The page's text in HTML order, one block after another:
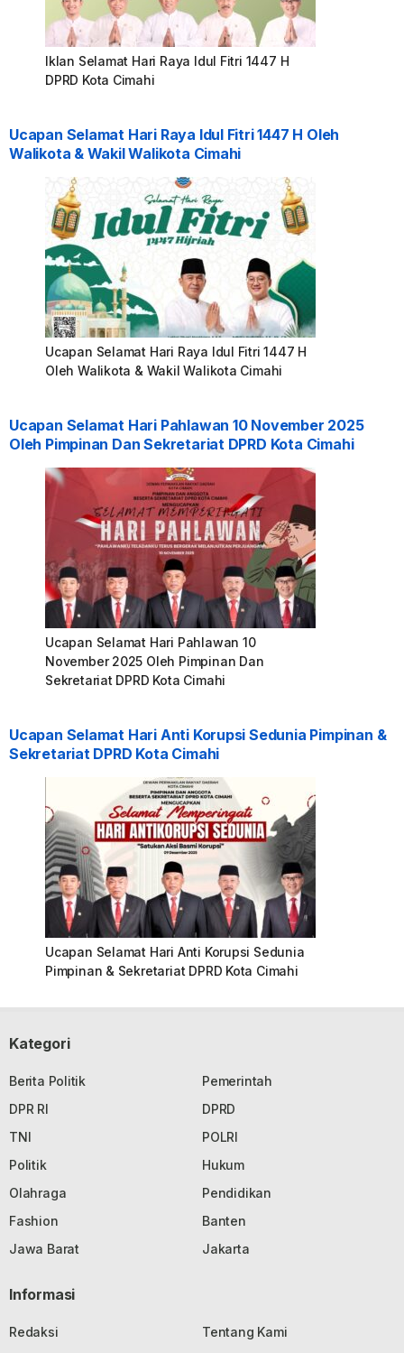
Iklan Selamat Hari Raya Idul Fitri 1447 H
DPRD Kota Cimahi
Ucapan Selamat Hari Raya Idul Fitri 1447 H Oleh
Walikota & Wakil Walikota Cimahi
Ucapan Selamat Hari Raya Idul Fitri 1447 H
Oleh Walikota & Wakil Walikota Cimahi
Ucapan Selamat Hari Pahlawan 10 November 2025
Oleh Pimpinan Dan Sekretariat DPRD Kota Cimahi
Ucapan Selamat Hari Pahlawan 10
November 2025 Oleh Pimpinan Dan
Sekretariat DPRD Kota Cimahi
Ucapan Selamat Hari Anti Korupsi Sedunia Pimpinan &
Sekretariat DPRD Kota Cimahi
Ucapan Selamat Hari Anti Korupsi Sedunia
Pimpinan & Sekretariat DPRD Kota Cimahi
Kategori
Berita Politik
Pemerintah
DPR RI
DPRD
TNI
POLRI
Politik
Hukum
Olahraga
Pendidikan
Fashion
Banten
Jawa Barat
Jakarta
Informasi
Redaksi Tentang Kami